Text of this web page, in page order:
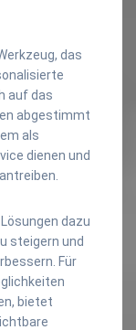
das
auf das
abgestimmt
als
dienen und
dazu
steigern und
Für
bietet